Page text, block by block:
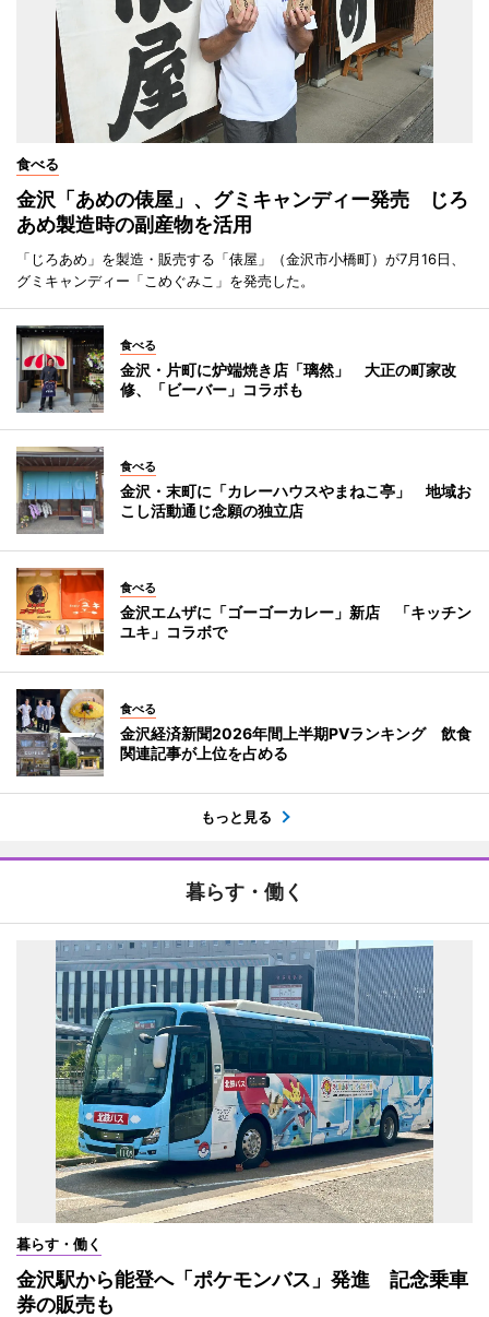
食べる
金沢「あめの俵屋」、グミキャンディー発売 じろ
あめ製造時の副産物を活用
「じろあめ」を製造・販売する「俵屋」（金沢市小橋町）が7月16日、
グミキャンディー「こめぐみこ」を発売した。
食べる
金沢・片町に炉端焼き店「璃然」 大正の町家改
修、「ビーバー」コラボも
食べる
金沢・末町に「カレーハウスやまねこ亭」 地域お
こし活動通じ念願の独立店
食べる
金沢エムザに「ゴーゴーカレー」新店 「キッチン
ユキ」コラボで
食べる
金沢経済新聞2026年間上半期PVランキング 飲食
関連記事が上位を占める
もっと見る
暮らす・働く
暮らす・働く
金沢駅から能登へ「ポケモンバス」発進 記念乗車
券の販売も